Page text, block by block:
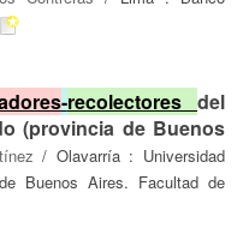
-recolectores del
(provincia de Buenos
/ Olavarría : Universidad
Buenos Aires. Facultad de